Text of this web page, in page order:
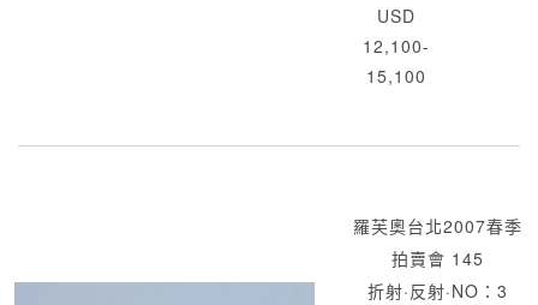
USD
12,100-
15,100
羅芙奧台北2007春季
拍賣會 145
折射·反射·NO：3